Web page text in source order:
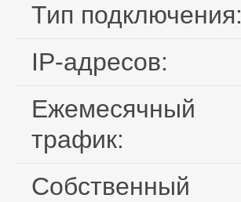
Тип подключения:
IP-адресов:
Ежемесячный
трафик:
Cобственный